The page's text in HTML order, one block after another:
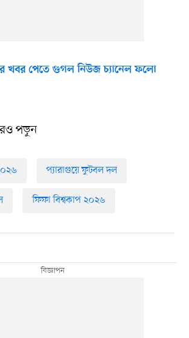
খবর পেতে গুগল নিউজ চ্যানেল ফলো
পড়ুন
প্যারাগুয়ে ফুটবল দল
ফিফা বিশ্বকাপ ২০২৬